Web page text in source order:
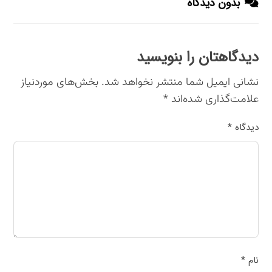
دیدگاهتان را بنویسید
نشانی ایمیل شما منتشر نخواهد شد. بخش‌های موردنیاز
علامت‌گذاری شده‌اند*
دیدگاه*
نام*